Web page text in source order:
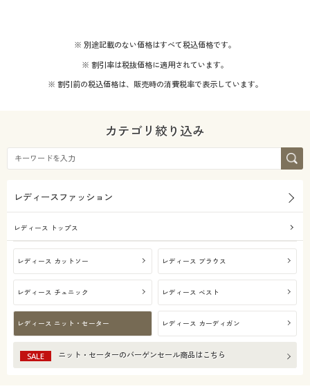
カタログ・チラシからのご注文
デジタルカタログ
会員メニュー
閲覧履歴
お気に入り
サポート
ご利用ガイド
よくある質問とお問い合わせ
ナイロン コットン・綿100
レース
テイスト
レギュラー 円
※ 別途記載のない価格はすべて税込価格です。
※ 割引率は税抜価格に適用されています。
※ 割引前の税込価格は、販売時の消費税率で表示しています。
カテゴリ絞り込み
レディースファッション
レディース トップス
レディース カットソー レディース ブラウス
レディース チュニック レディース ベスト
レディース ニット・セーター レディース カーディガン
SALE ニット・セーターのバーゲンセール商品はこちら